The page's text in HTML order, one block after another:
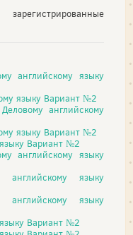
английскому языку
языку Вариант №2
английскому
языку Вариант №2
Вариант №2
английскому языку
английскому языку
английскому языку
Вариант №2